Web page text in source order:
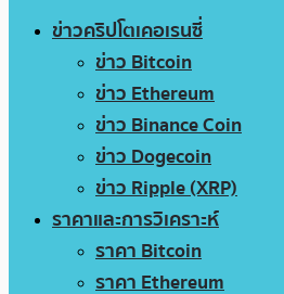
ข่าวคริปโตเคอเรนซี่
ข่าว Bitcoin
ข่าว Ethereum
ข่าว Binance Coin
ข่าว Dogecoin
ข่าว Ripple (XRP)
ราคาและการวิเคราะห์
ราคา Bitcoin
ราคา Ethereum